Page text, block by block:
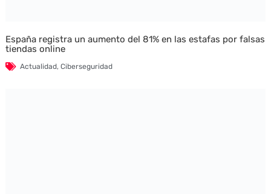
España registra un aumento del 81% en las estafas por falsas
tiendas online
Actualidad, Ciberseguridad